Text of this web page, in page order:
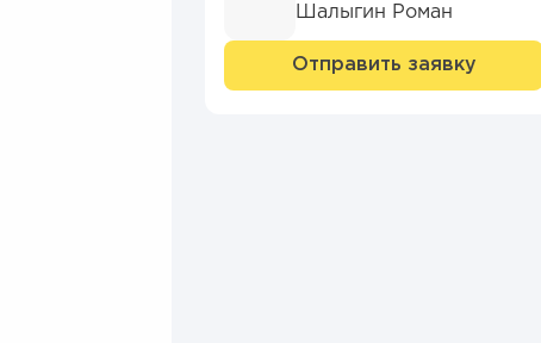
Шалыгин Роман
Отправить заявку